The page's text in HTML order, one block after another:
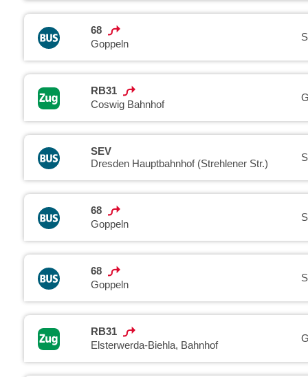
68
Goppeln
RB31
Coswig Bahnhof
SEV
Dresden Hauptbahnhof (Strehlener Str.)
68
Goppeln
68
Goppeln
RB31
Elsterwerda-Biehla, Bahnhof